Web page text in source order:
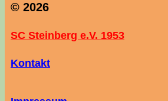
© 2026
SC Steinberg e.V. 1953
Kontakt